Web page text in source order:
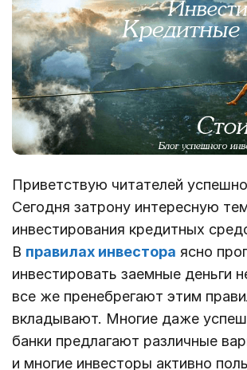
Приветствую читателей
Сегодня затрону интересную
инвестирования кредитных
В правилах инвестора ясно
инвестировать заемные деньги
все же пренебрегают этим
вкладывают. Многие даже
банки предлагают различные
и многие инвесторы активно